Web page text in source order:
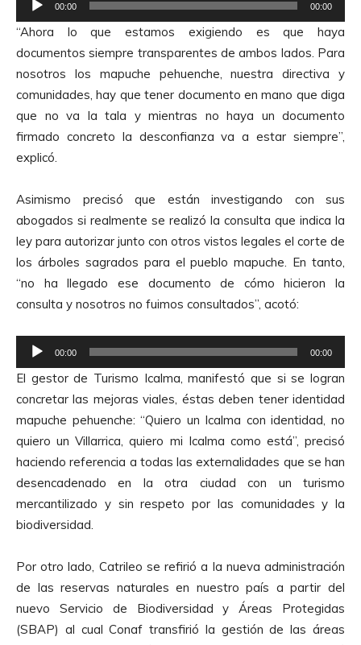
e
p
r
o
d
u
c
t
r
d
e
A
u
d
i
00:00 00:00
“Ahora lo que estamos exigiendo es que haya
documentos siempre transparentes de ambos lados. Para
nosotros los mapuche pehuenche, nuestra directiva y
comunidades, hay que tener documento en mano que diga
que no va la tala y mientras no haya un documento
firmado concreto la desconfianza va a estar siempre”,
explicó.
Asimismo precisó que están investigando con sus
abogados si realmente se realizó la consulta que indica la
ley para autorizar junto con otros vistos legales el corte de
los árboles sagrados para el pueblo mapuche. En tanto,
“no ha llegado ese documento de cómo hicieron la
consulta y nosotros no fuimos consultados”, acotó:
e
p
r
o
d
u
c
t
o
d
e
A
u
00:00 00:00
El gestor de Turismo Icalma, manifestó que si se logran
concretar las mejoras viales, éstas deben tener identidad
mapuche pehuenche: “Quiero un Icalma con identidad, no
quiero un Villarrica, quiero mi Icalma como está”, precisó
haciendo referencia a todas las externalidades que se han
desencadenado en la otra ciudad con un turismo
mercantilizado y sin respeto por las comunidades y la
biodiversidad.
Por otro lado, Catrileo se refirió a la nueva administración
de las reservas naturales en nuestro país a partir del
nuevo Servicio de Biodiversidad y Áreas Protegidas
(SBAP) al cual Conaf transfirió la gestión de las áreas